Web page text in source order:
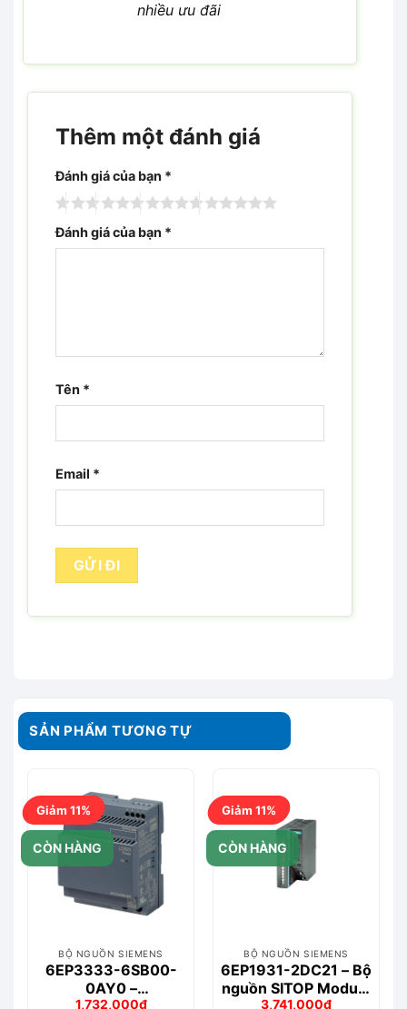
nhiều ưu đãi
Thêm một đánh giá
Đánh giá của bạn *
Đánh giá của bạn *
Tên *
Email *
SẢN PHẨM TƯƠNG TỰ
Giảm 11%
CÒN HÀNG
BỘ NGUỒN SIEMENS
6EP3333-6SB00-
0AY0 –
1,732,000₫
Giảm 11%
CÒN HÀNG
BỘ NGUỒN SIEMENS
6EP1931-2DC21 – Bộ
nguồn SITOP Module
3,741,000₫